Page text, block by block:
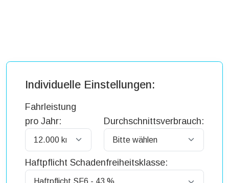
Individuelle Einstellungen:
Fahrleistung
pro Jahr:
Durchschnittsverbrauch:
Haftpflicht Schadenfreiheitsklasse: